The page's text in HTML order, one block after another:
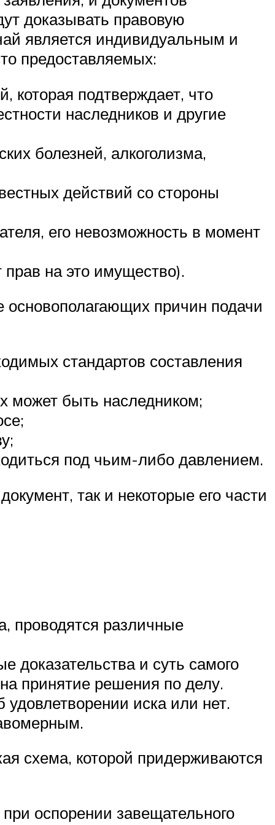
доказывать правовую
является индивидуальным и
предоставляемых:
которая подтверждает, что
наследников и другие
болезней, алкоголизма,
действий со стороны
его невозможность в момент
прав на это имущество).
причин подачи
стандартов составления
может быть наследником;
под чьим-либо давлением.
так и некоторые его части
проводятся различные
доказательства и суть самого
принятие решения по делу.
иска или нет.
схема, которой придерживаются
оспорении завещательного